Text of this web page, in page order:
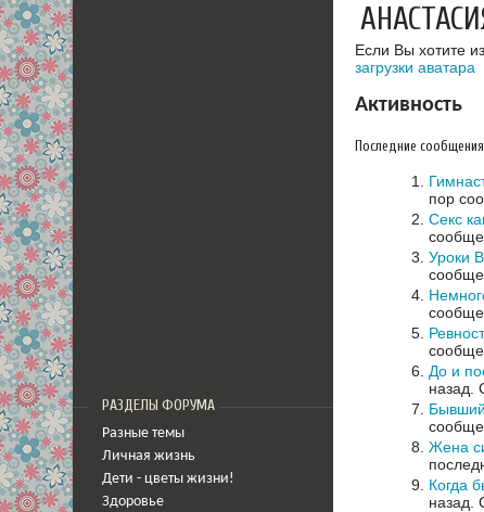
РАЗДЕЛЫ ФОРУМА
Разные темы
Личная жизнь
Дети - цветы жизни!
Здоровье
Если Вы хотите
загрузки аватара
Активность
Последние сообщения
пор
Секс
Уроки
До и
назад.
Жена
Когда
назад.